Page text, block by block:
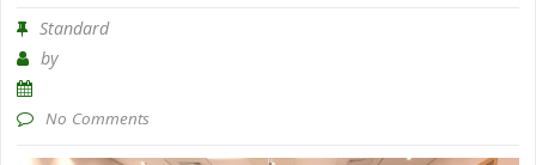
Standard
by
No Comments